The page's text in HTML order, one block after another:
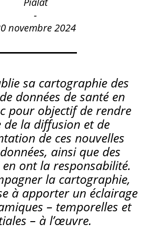
-
novembre 2024
sa cartographie des
données de santé en
pour objectif de rendre
de la diffusion et de
de ces nouvelles
ainsi que des
ont la responsabilité.
la cartographie,
à apporter un éclairage
– temporelles et
– à l’œuvre.